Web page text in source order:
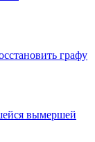
графу
вымершей